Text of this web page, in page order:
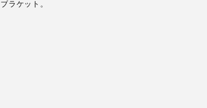
ブラケット。